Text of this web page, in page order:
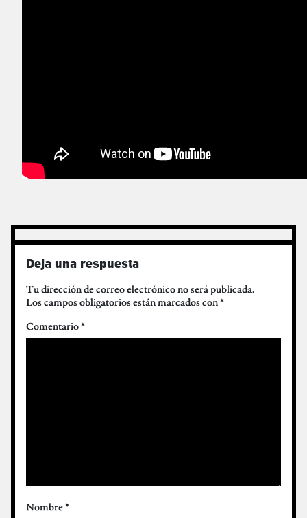
Deja una respuesta
Tu dirección de correo electrónico no será publicada.
Los campos obligatorios están marcados con*
Comentario*
Nombre*